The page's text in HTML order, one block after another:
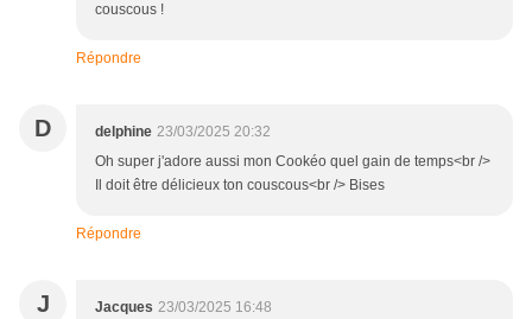
couscous !
Répondre
D delphine 23/03/2025 20:32
Oh super j'adore aussi mon Cookéo quel gain de temps<br />
Il doit être délicieux ton couscous<br /> Bises
Répondre
J Jacques 23/03/2025 16:48